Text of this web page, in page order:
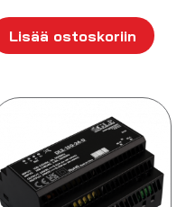
Lisää ostoskoriin